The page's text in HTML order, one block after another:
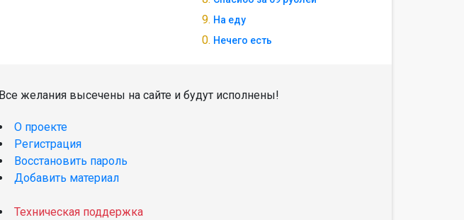
На еду
Нечего есть
Все желания высечены на сайте и будут исполнены!
О проекте
Регистрация
Восстановить пароль
Добавить материал
Техническая поддержка